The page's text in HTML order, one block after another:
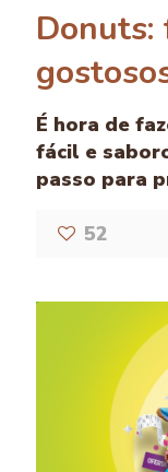
Donuts:
É hora de
fácil e
passo para
52